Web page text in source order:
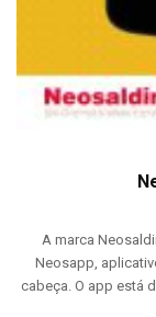
A marca
Neosapp,
cabeça. O app está